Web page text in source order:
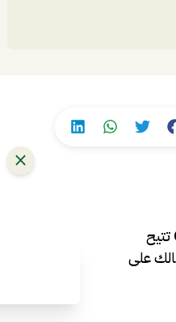
ثغرة خطيرة في متصفح OpenAI تتيح
على